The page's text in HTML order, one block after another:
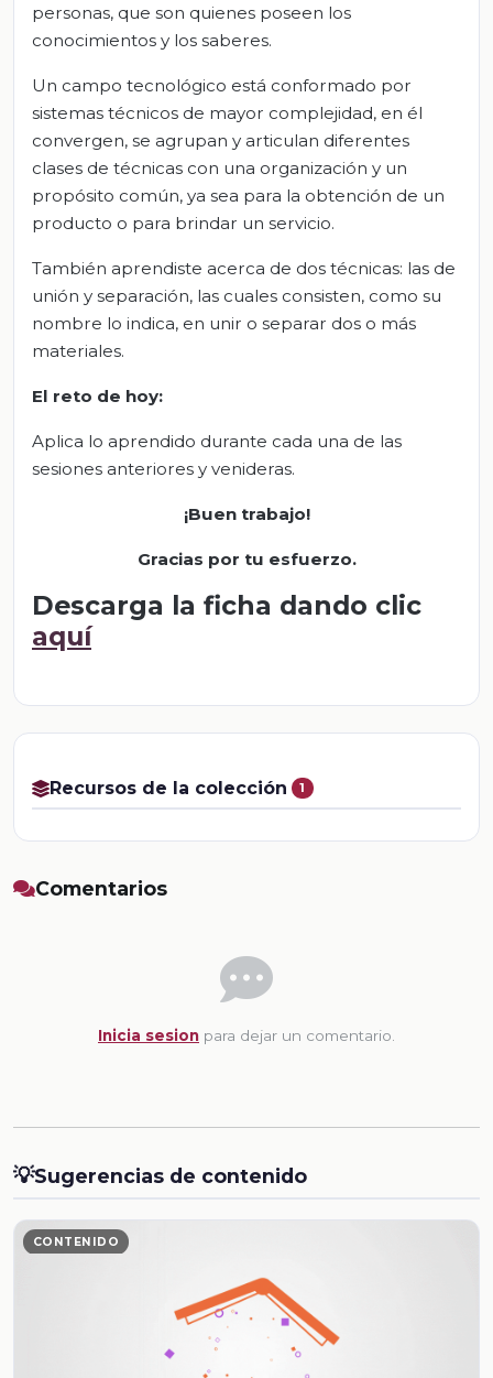
personas, que son quienes poseen los
conocimientos y los saberes.
Un campo tecnológico está conformado por
sistemas técnicos de mayor complejidad, en él
convergen, se agrupan y articulan diferentes
clases de técnicas con una organización y un
propósito común, ya sea para la obtención de un
producto o para brindar un servicio.
También aprendiste acerca de dos técnicas: las de
unión y separación, las cuales consisten, como su
nombre lo indica, en unir o separar dos o más
materiales.
El reto de hoy:
Aplica lo aprendido durante cada una de las
sesiones anteriores y venideras.
¡Buen trabajo!
Gracias por tu esfuerzo.
Descarga la ficha dando clic
aquí
Recursos de la colección 1
Comentarios
Inicia sesion para dejar un comentario.
💡Sugerencias de contenido
CONTENIDO